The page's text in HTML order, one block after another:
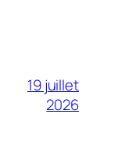
19 juillet
2026